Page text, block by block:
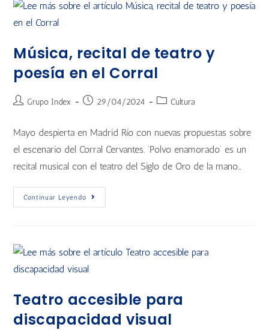
Música, recital de teatro y
poesía en el Corral
Grupo Index 29/04/2024 Cultura
Mayo despierta en Madrid Río con nuevas propuestas sobre
el escenario del Corral Cervantes. ‘Polvo enamorado’ es un
recital musical con el teatro del Siglo de Oro de la mano…
Continuar Leyendo
Teatro accesible para
discapacidad visual